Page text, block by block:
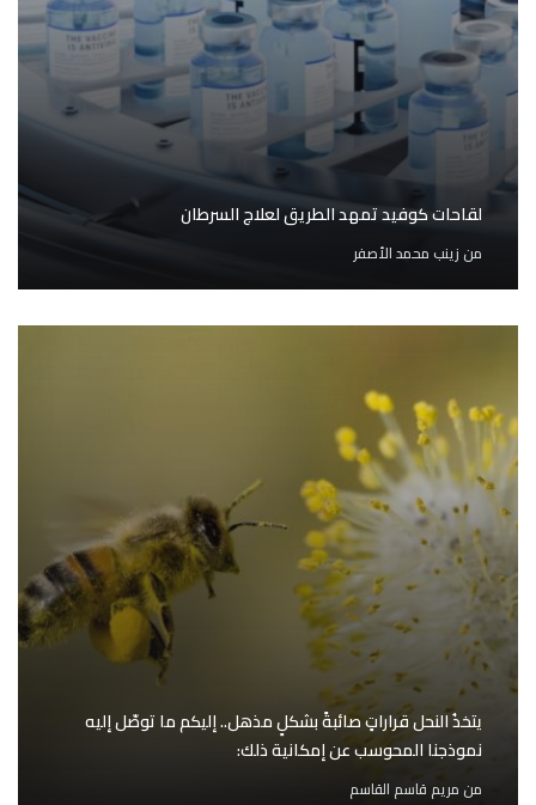
لقاحات كوفيد تمهد الطريق لعلاج السرطان
من زينب محمد الأصفر
يتخذُ النحل قراراتٍ صائبةً بشكلٍ مذهل.. إليكم ما توصّل إليه
نموذجنا المحوسب عن إمكانية ذلك:
من مريم قاسم القاسم